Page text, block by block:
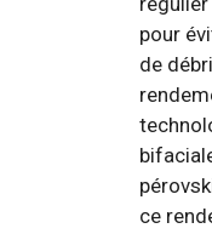
pour
de
ce